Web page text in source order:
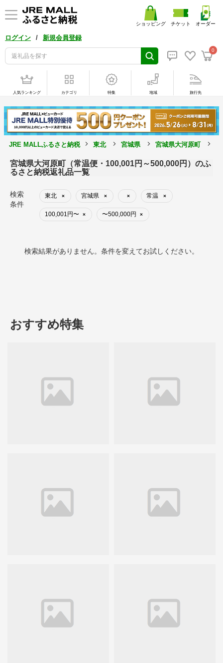
ログイン / 新規会員登録
0
ショッピング チケット オーダー
人気ランキング カテゴリ 特集 地域 旅行先
JRE MALLふるさと納税 東北 宮城県 宮城県大河原町
宮城県大河原町（常温便・100,001円～500,000円）のふ
るさと納税返礼品一覧
検索
条件
東北 × 宮城県 × × 常温 ×
100,001円〜 × 〜500,000円 ×
検索結果がありません。条件を変えてお試しください。
おすすめ特集